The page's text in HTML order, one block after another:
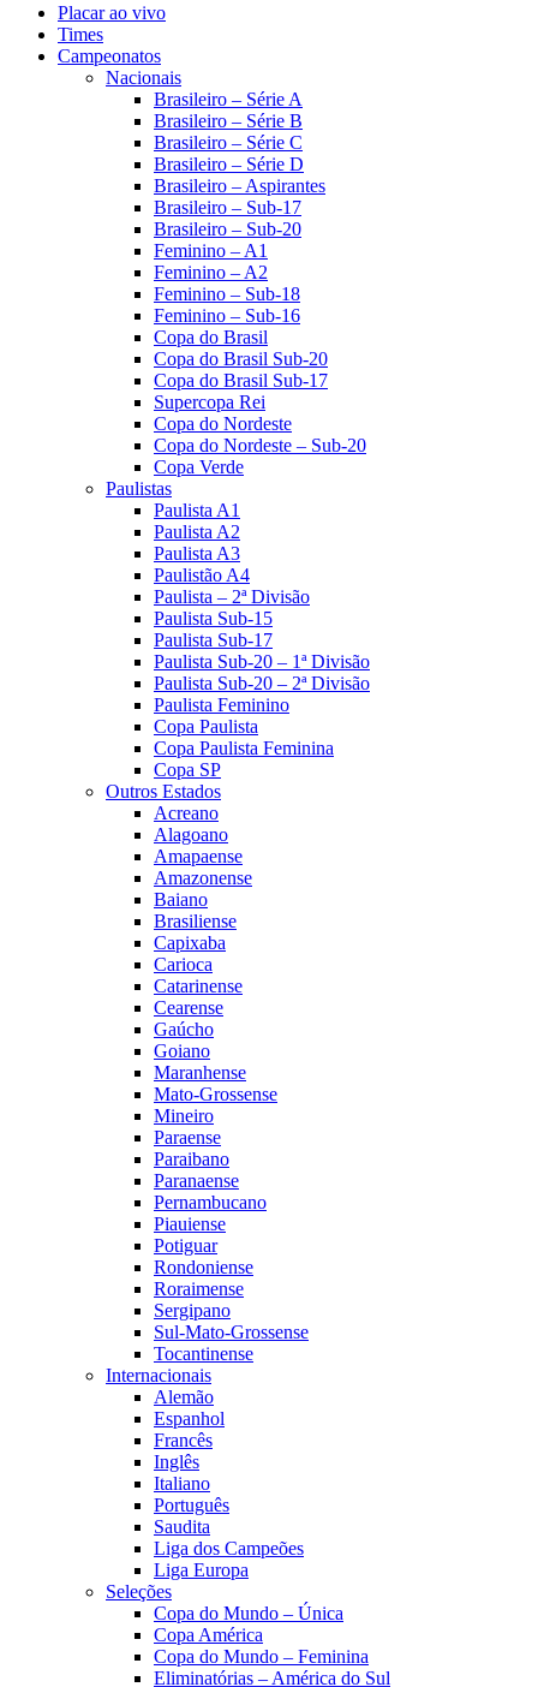
Placar ao vivo
Times
Campeonatos
Nacionais
Brasileiro – Série A
Brasileiro – Série B
Brasileiro – Série C
Brasileiro – Série D
Brasileiro – Aspirantes
Brasileiro – Sub-17
Brasileiro – Sub-20
Feminino – A1
Feminino – A2
Feminino – Sub-18
Feminino – Sub-16
Copa do Brasil
Copa do Brasil Sub-20
Copa do Brasil Sub-17
Supercopa Rei
Copa do Nordeste
Copa do Nordeste – Sub-20
Copa Verde
Paulistas
Paulista A1
Paulista A2
Paulista A3
Paulistão A4
Paulista – 2ª Divisão
Paulista Sub-15
Paulista Sub-17
Paulista Sub-20 – 1ª Divisão
Paulista Sub-20 – 2ª Divisão
Paulista Feminino
Copa Paulista
Copa Paulista Feminina
Copa SP
Outros Estados
Acreano
Alagoano
Amapaense
Amazonense
Baiano
Brasiliense
Capixaba
Carioca
Catarinense
Cearense
Gaúcho
Goiano
Maranhense
Mato-Grossense
Mineiro
Paraense
Paraibano
Paranaense
Pernambucano
Piauiense
Potiguar
Rondoniense
Roraimense
Sergipano
Sul-Mato-Grossense
Tocantinense
Internacionais
Alemão
Espanhol
Francês
Inglês
Italiano
Português
Saudita
Liga dos Campeões
Liga Europa
Seleções
Copa do Mundo – Única
Copa América
Copa do Mundo – Feminina
Eliminatórias – América do Sul